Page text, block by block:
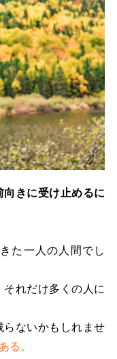
きに受け止めるに
た一人の人間でし
れだけ多くの人に
ないかもしれませ
る。